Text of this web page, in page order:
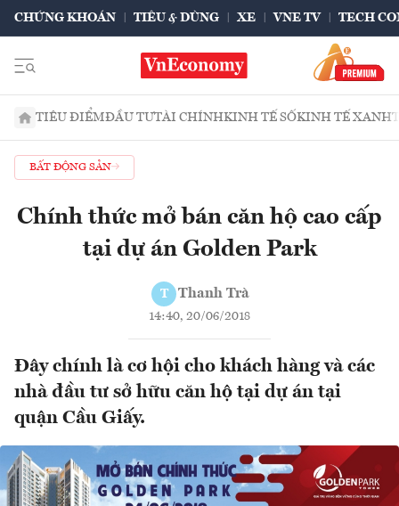
CHỨNG KHOÁN TIÊU & DÙNG XE VNE TV TECH
TIÊU ĐIỂMĐẦU TƯTÀI CHÍNHKINH TẾ SỐKINH TẾ XANH
BẤT ĐỘNG SẢN
Chính thức mở bán căn hộ cao cấp
tại dự án Golden Park
T Thanh Trà
14:40, 20/06/2018
Đây chính là cơ hội cho khách hàng và các
nhà đầu tư sở hữu căn hộ tại dự án tại
quận Cầu Giấy.